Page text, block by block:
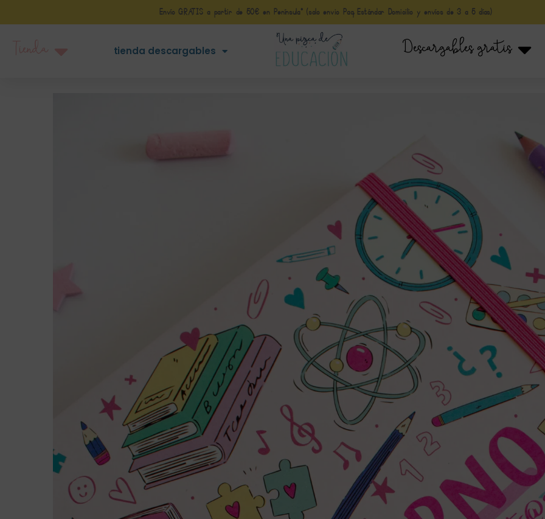
Envío GRATIS a partir de 50€ en Península* (solo envio Paq Estándar Domicilio y envíos de 3 a 5 días)
tienda descargables Descargables gratis